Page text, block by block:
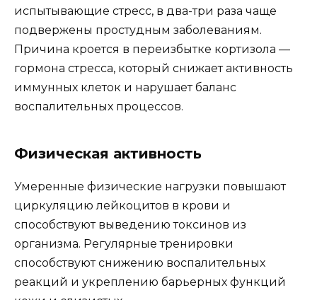
испытывающие стресс, в два-три раза чаще
подвержены простудным заболеваниям.
Причина кроется в переизбытке кортизола —
гормона стресса, который снижает активность
иммунных клеток и нарушает баланс
воспалительных процессов.
Физическая активность
Умеренные физические нагрузки повышают
циркуляцию лейкоцитов в крови и
способствуют выведению токсинов из
организма. Регулярные тренировки
способствуют снижению воспалительных
реакций и укреплению барьерных функций